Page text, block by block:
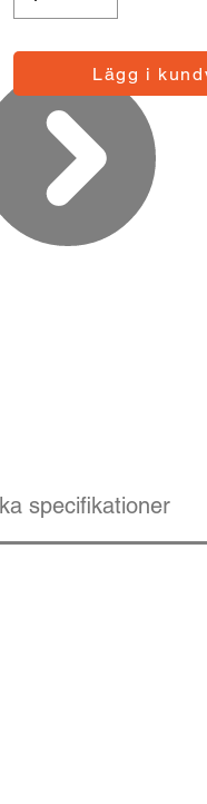
Lägg i
specifikationer